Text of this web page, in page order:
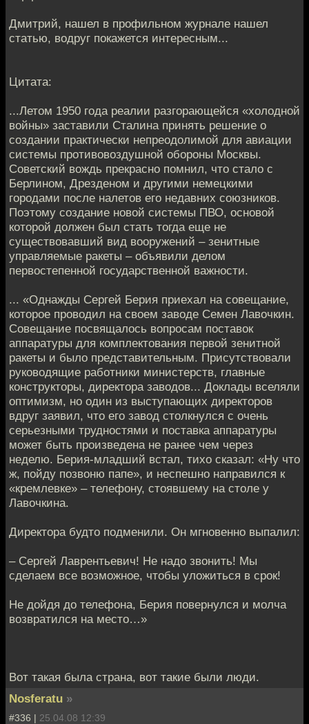
Дмитрий, нашел в профильном журнале нашел
статью, водруг покажется интересным...
Цитата:
...Летом 1950 года реалии разгорающейся «холодной
войны» заставили Сталина принять решение о
создании практически непреодолимой для авиации
системы противовоздушной обороны Москвы.
Советский вождь прекрасно помнил, что стало с
Берлином, Дрезденом и другими немецкими
городами после налетов его недавних союзников.
Поэтому создание новой системы ПВО, основой
которой должен был стать тогда еще не
существовавший вид вооружений – зенитные
управляемые ракеты – объявили делом
первостепенной государственной важности.
... «Однажды Сергей Берия приехал на совещание,
которое проводил на своем заводе Семен Лавочкин.
Совещание посвящалось вопросам поставок
аппаратуры для комплектования первой зенитной
ракеты и было представительным. Присутствовали
руководящие работники министерств, главные
конструкторы, директора заводов... Доклады вселяли
оптимизм, но один из выступающих директоров
вдруг заявил, что его завод столкнулся с очень
серьезными трудностями и поставка аппаратуры
может быть произведена не ранее чем через
неделю. Берия-младший встал, тихо сказал: «Ну что
ж, пойду позвоню папе», и неспешно направился к
«кремлевке» – телефону, стоявшему на столе у
Лавочкина.
Директора будто подменили. Он мгновенно выпалил:
– Сергей Лаврентьевич! Не надо звонить! Мы
сделаем все возможное, чтобы уложиться в срок!
Не дойдя до телефона, Берия повернулся и молча
возвратился на место…»
Вот такая была страна, вот такие были люди.
Nosferatu »
#336 | 25.04.08 12:39